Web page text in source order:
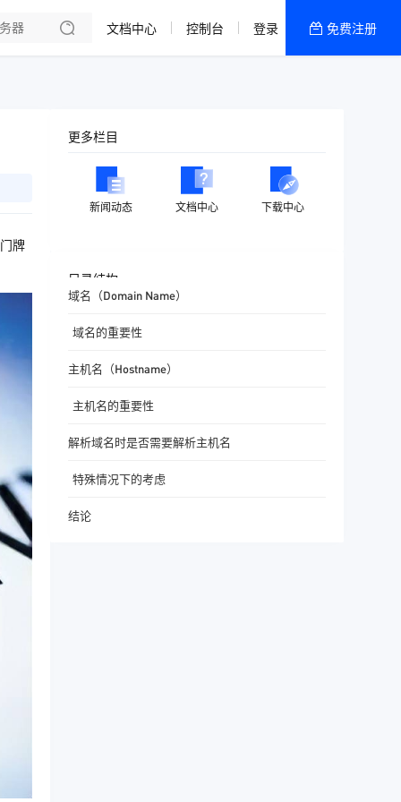
美国高防2区[推荐]
美国T级防御
香港CN2 GIA 2区
文档中心 控制台 登录 免费注册
牌
更多栏目
新闻动态 文档中心 下载中心
目录结构
域名（Domain Name）
域名的重要性
主机名（Hostname）
主机名的重要性
解析域名时是否需要解析主机名
特殊情况下的考虑
结论